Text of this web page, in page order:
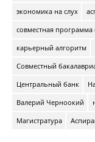
экономика на слух
совместная
карьерный алгоритм
Совместный
Центральный банк
Валерий Черноокий
Магистратура